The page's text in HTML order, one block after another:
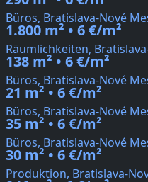
Büros, Bratislava-Nové
1.800 m² • 6 €/m²
Räumlichkeiten,
138 m² • 6 €/m²
Büros, Bratislava-Nové
21 m² • 6 €/m²
Büros, Bratislava-Nové
35 m² • 6 €/m²
Büros, Bratislava-Nové
30 m² • 6 €/m²
Produktion, Bratislava-